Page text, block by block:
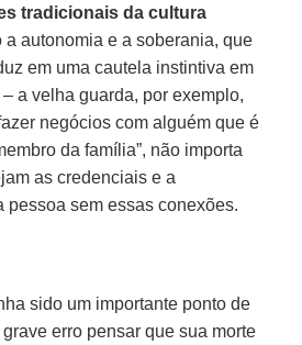
tradicionais da cultura
a autonomia e a soberania, que
em uma cautela instintiva em
a velha guarda, por exemplo,
negócios com alguém que é
da família”, não importa
as credenciais e a
pessoa sem essas conexões.
sido um importante ponto de
erro pensar que sua morte